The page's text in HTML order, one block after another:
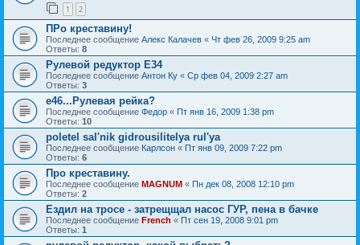
1 2
ПРо креставину!
Последнее сообщение Алекс Калачев « Чт фев 26, 2009 9:25 am
Ответы: 8
Рулевой редуктор Е34
Последнее сообщение Антон Ку « Ср фев 04, 2009 2:27 am
Ответы: 3
e46...Рулевая рейка?
Последнее сообщение Федор « Пт янв 16, 2009 1:38 pm
Ответы: 10
poletel sal'nik gidrousilitelya rul'ya
Последнее сообщение Карлсон « Пт янв 09, 2009 7:22 pm
Ответы: 6
Про креставину.
Последнее сообщение MAGNUM « Пн дек 08, 2008 12:10 pm
Ответы: 2
Ездил на тросе - затрещщал насос ГУР, пена в бачке
Последнее сообщение French « Пт сен 19, 2008 9:01 pm
Ответы: 1